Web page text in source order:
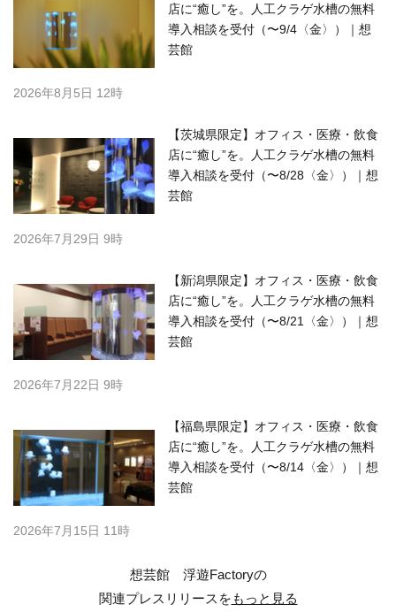
店に“癒し”を。人工クラゲ水槽の無料
導入相談を受付（〜9/4〈金〉）｜想
芸館
2026年8月5日 12時
【茨城県限定】オフィス・医療・飲食
店に“癒し”を。人工クラゲ水槽の無料
導入相談を受付（〜8/28〈金〉）｜想
芸館
2026年7月29日 9時
【新潟県限定】オフィス・医療・飲食
店に“癒し”を。人工クラゲ水槽の無料
導入相談を受付（〜8/21〈金〉）｜想
芸館
2026年7月22日 9時
【福島県限定】オフィス・医療・飲食
店に“癒し”を。人工クラゲ水槽の無料
導入相談を受付（〜8/14〈金〉）｜想
芸館
2026年7月15日 11時
想芸館 浮遊Factoryの
関連プレスリリースをもっと見る